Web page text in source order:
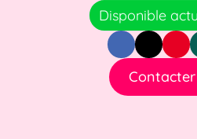
Disponible